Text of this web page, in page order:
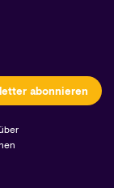
abonnieren